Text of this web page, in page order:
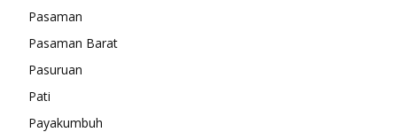
Pasaman
Pasaman Barat
Pasuruan
Pati
Payakumbuh